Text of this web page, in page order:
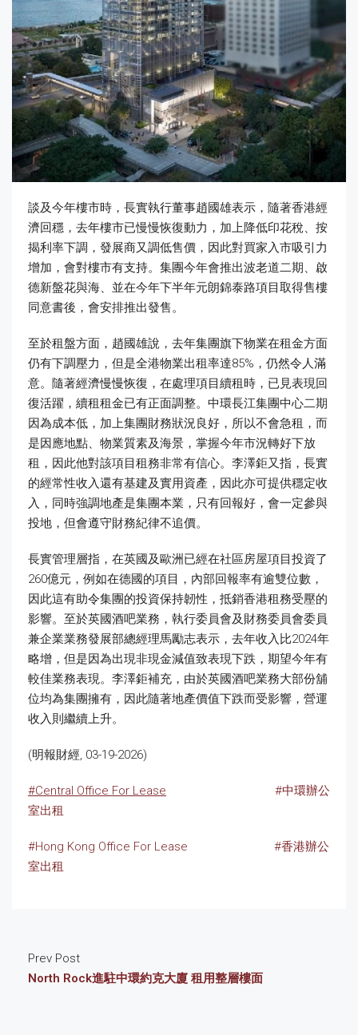
談及今年樓市時，長實執行董事趙國雄表示，隨著香港經
濟回穩，去年樓市已慢慢恢復動力，加上降低印花稅、按
揭利率下調，發展商又調低售價，因此對買家入市吸引力
增加，會對樓市有支持。集團今年會推出波老道二期、啟
德新盤花與海、並在今年下半年元朗錦泰路項目取得售樓
同意書後，會安排推出發售。
至於租盤方面，趙國雄說，去年集團旗下物業在租金方面
仍有下調壓力，但是全港物業出租率達85%，仍然令人滿
意。隨著經濟慢慢恢復，在處理項目續租時，已見表現回
復活躍，續租租金已有正面調整。中環長江集團中心二期
因為成本低，加上集團財務狀況良好，所以不會急租，而
是因應地點、物業質素及海景，掌握今年市況轉好下放
租，因此他對該項目租務非常有信心。李澤鉅又指，長實
的經常性收入還有基建及實用資產，因此亦可提供穩定收
入，同時強調地產是集團本業，只有回報好，會一定參與
投地，但會遵守財務紀律不追價。
長實管理層指，在英國及歐洲已經在社區房屋項目投資了
260億元，例如在德國的項目，內部回報率有逾雙位數，
因此這有助令集團的投資保持韌性，抵銷香港租務受壓的
影響。至於英國酒吧業務，執行委員會及財務委員會委員
兼企業業務發展部總經理馬勵志表示，去年收入比2024年
略增，但是因為出現非現金減值致表現下跌，期望今年有
較佳業務表現。李澤鉅補充，由於英國酒吧業務大部份舖
位均為集團擁有，因此隨著地產價值下跌而受影響，營運
收入則繼續上升。
(明報財經, 03-19-2026)
#Central Office For Lease
#中環辦公
室出租
#Hong Kong Office For Lease
#香港辦公
室出租
Prev Post
North Rock進駐中環約克大廈 租用整層樓面